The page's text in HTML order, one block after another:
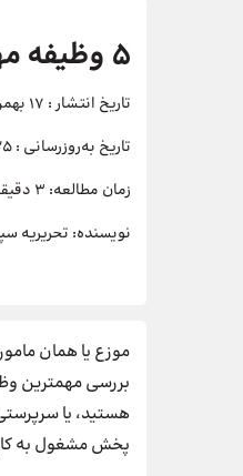
5 وظیفه مهم موزع یا مامور پخش+ ویژگی‌های مهم حرفه‌ای و رفتاری در این شغل
تاریخ انتشار : 17 بهمن 1402
تاریخ به‌روزرسانی : 25
زمان مطالعه: 3 دقیقه
نویسنده: تحریریه
موزع یا همان
بررسی مهمترین
هستید، یا
پخش مشغول به